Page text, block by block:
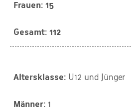
15
112
U12 und Jünger
1